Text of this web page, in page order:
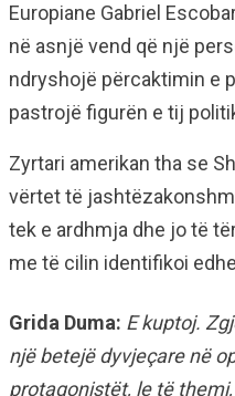
Europiane Gabriel
në asnjë vend që një
ndryshojë përcaktimin e
pastrojë figurën e tij
Zyrtari amerikan tha se
vërtet të
tek e ardhmja dhe jo të
me të cilin identifikoi
Grida Duma: E kuptoj.
një betejë dyvjeçare në
protagonistët, le të